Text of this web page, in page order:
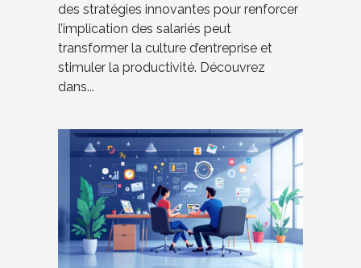
des stratégies innovantes pour renforcer
l’implication des salariés peut
transformer la culture d’entreprise et
stimuler la productivité. Découvrez
dans...